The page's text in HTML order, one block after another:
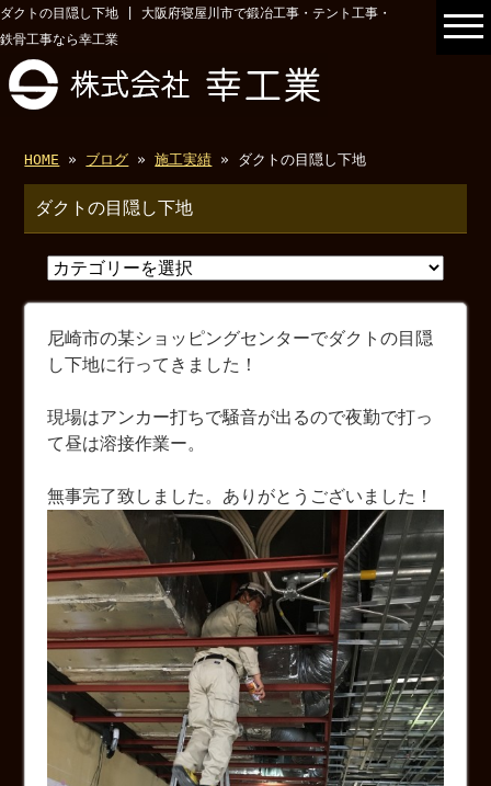
ダクトの目隠し下地 | 大阪府寝屋川市で鍛冶工事・テント工事・
鉄骨工事なら幸工業
HOME » ブログ »施工実績 » ダクトの目隠し下地
ダクトの目隠し下地
尼崎市の某ショッピングセンターでダクトの目隠
し下地に行ってきました！
現場はアンカー打ちで騒音が出るので夜勤で打っ
て昼は溶接作業ー。
無事完了致しました。ありがとうございました！